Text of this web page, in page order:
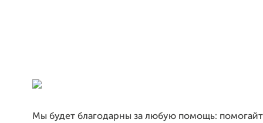
Мы будет благодарны за любую помощь: